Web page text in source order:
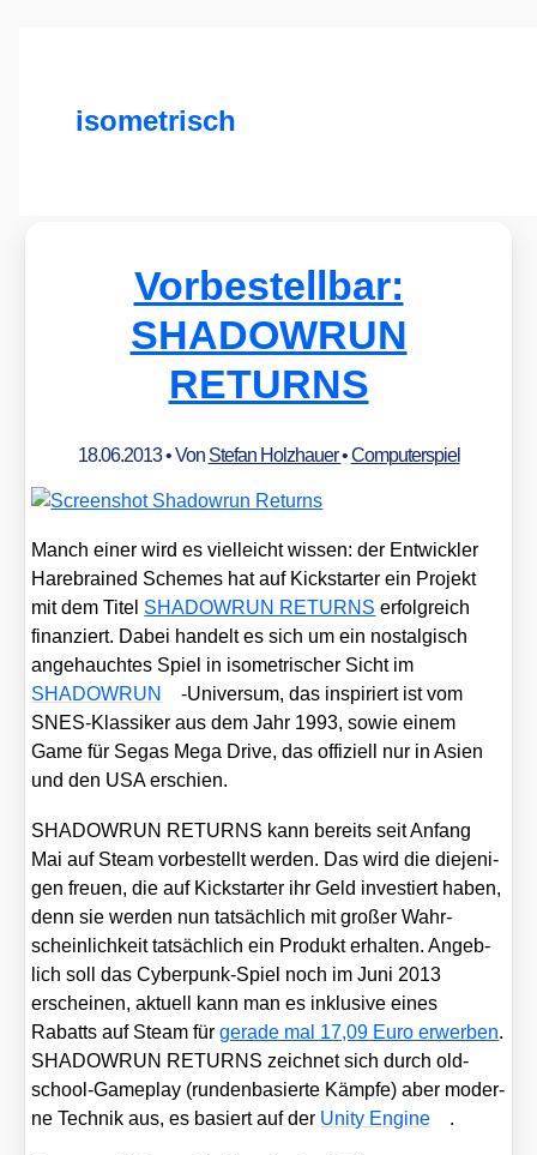
isometrisch
Vorbestellbar:
SHADOWRUN
RETURNS
18.06.2013• Von Stefan Holzhauer•Computerspiel
Manch einer wird es viel­leicht wis­sen: der Ent­wick­ler
Hare­brai­ned Sche­mes hat auf Kick­star­ter ein Pro­jekt
mit dem Titel SHADOWRUN RETURNS erfolg­reich
finan­ziert. Dabei han­delt es sich um ein nost­al­gisch
ange­hauch­tes Spiel in iso­me­tri­scher Sicht im
SHADOWRUN
-Uni­ver­sum, das inspi­riert ist vom
SNES-Klas­si­ker aus dem Jahr 1993, sowie einem
Game für Segas Mega Dri­ve, das offi­zi­ell nur in Asi­en
und den USA erschien.
SHADOWRUN RETURNS kann bereits seit Anfang
Mai auf Steam vor­be­stellt wer­den. Das wird die die­je­ni­
gen freu­en, die auf Kick­star­ter ihr Geld inves­tiert haben,
denn sie wer­den nun tat­säch­lich mit gro­ßer Wahr­
schein­lich­keit tat­säch­lich ein Pro­dukt erhal­ten. Angeb­
lich soll das Cyber­punk-Spiel noch im Juni 2013
erschei­nen, aktu­ell kann man es inklu­si­ve eines
Rabatts auf Steam fürgera­de mal 17,09 Euro erwer­ben.
SHADOWRUN RETURNS zeich­net sich durch old­
school-Game­play (run­den­ba­sier­te Kämp­fe) aber moder­
ne Tech­nik aus, es basiert auf der Unity Engi­ne .